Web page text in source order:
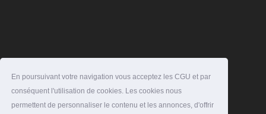
En poursuivant votre navigation vous acceptez les CGU et par
conséquent l'utilisation de cookies. Les cookies nous
permettent de personnaliser le contenu et les annonces, d'offrir